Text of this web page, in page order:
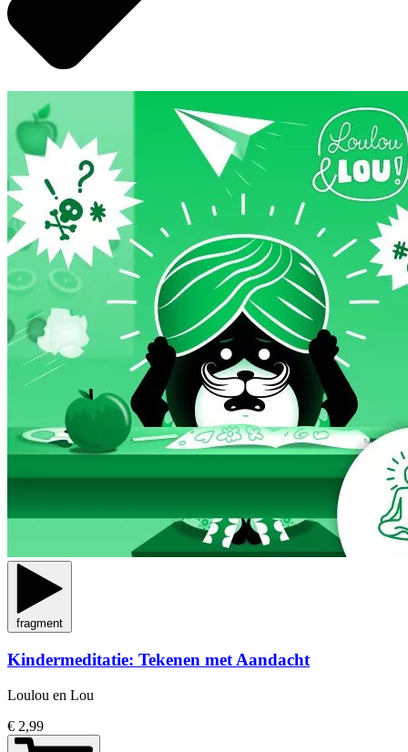
fragment
Kindermeditatie: Tekenen met Aandacht
Loulou en Lou
€ 2,99